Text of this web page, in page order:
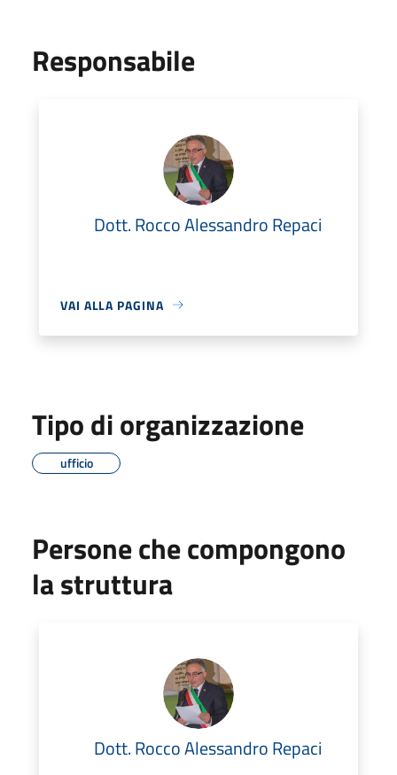
Responsabile
Dott. Rocco Alessandro Repaci
VAI ALLA PAGINA
Tipo di organizzazione
ufficio
Persone che compongono
la struttura
Dott. Rocco Alessandro Repaci